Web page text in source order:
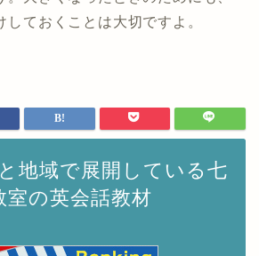
しておくことは大切ですよ。
地域で展開している七
室の英会話教材